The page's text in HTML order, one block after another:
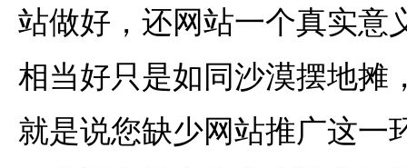
站做好，还网站一个真实意
相当好只是如同沙漠摆地摊
就是说您缺少网站推广这一